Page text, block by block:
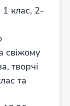
1 клас, 2-
свіжому
творчі
та